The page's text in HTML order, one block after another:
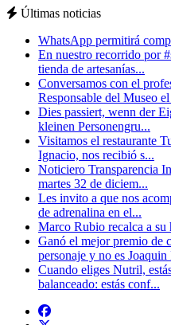
Últimas noticias
WhatsApp permitirá
En nuestro recorrido por
tienda de artesanías...
Conversamos con el
Responsable del Museo
Dies passiert, wenn der
kleinen Personengru...
Visitamos el restaurante
Ignacio, nos recibió s...
Noticiero Transparencia
martes 32 de diciem...
Les invito a que nos
de adrenalina en el...
Marco Rubio recalca a
Ganó el mejor premio de
personaje y no es
Cuando eliges Nutril,
balanceado: estás conf...